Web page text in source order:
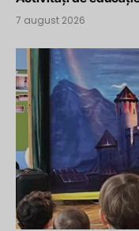
7 august 2026